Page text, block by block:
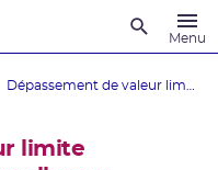
Menu
limite